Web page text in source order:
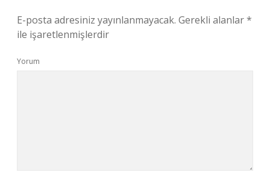
E-posta adresiniz yayınlanmayacak. Gerekli alanlar*
ile işaretlenmişlerdir
Yorum